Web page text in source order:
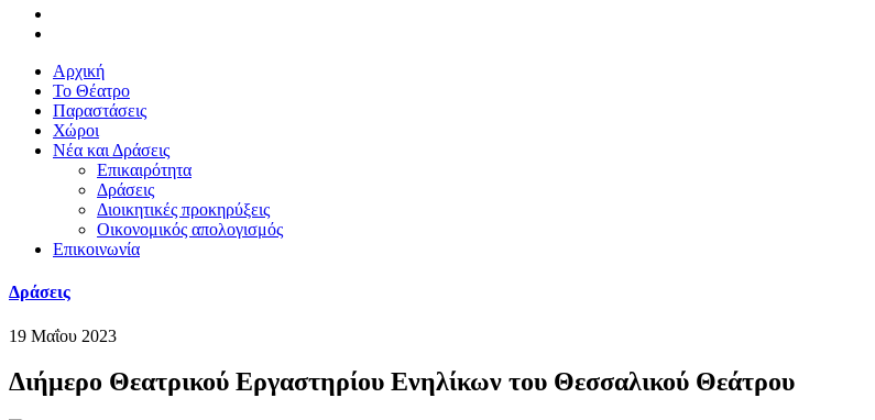
Αρχική
Το Θέατρο
Παραστάσεις
Χώροι
Νέα και Δράσεις
Επικαιρότητα
Δράσεις
Διοικητικές προκηρύξεις
Οικονομικός απολογισμός
Επικοινωνία
Δράσεις
19 Μαΐου 2023
Διήμερο Θεατρικού Εργαστηρίου Ενηλίκων του Θεσσαλικού Θεάτρου